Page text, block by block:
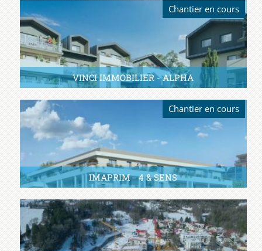
VINCI IMMOBILIER - ALPHA
Chantier en cours
IMAPRIM - 4 & SENS
Chantier en cours